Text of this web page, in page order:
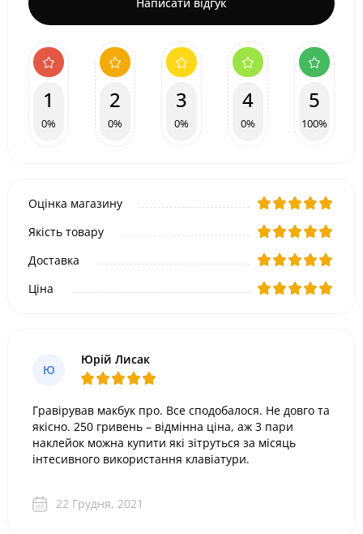
1
0%
2
0%
3
0%
4
0%
5
100%
Оцінка магазину
Якість товару
Доставка
Ціна
Ю
Юрій Лисак
Гравірував макбук про. Все сподобалося. Не довго та
якісно. 250 гривень – відмінна ціна, аж 3 пари
наклейок можна купити які зітруться за місяць
інтесивного використання клавіатури.
22 Грудня, 2021